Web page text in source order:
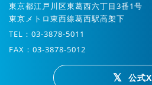
東京都江戸川区東葛西六丁目3番1号
東京メトロ東西線葛西駅高架下
TEL：03-3878-5011
FAX：03-3878-5012
公式X